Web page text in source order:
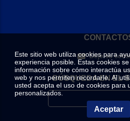
Deje su
BÚSQUEDA EN EL
Este sitio web utiliza cookies para
experiencia posible. Estas cookies
información sobre cómo interactúa
web y nos permiten recordarle. Al
usted acepta el uso de cookies para
personalizados.
Aceptar